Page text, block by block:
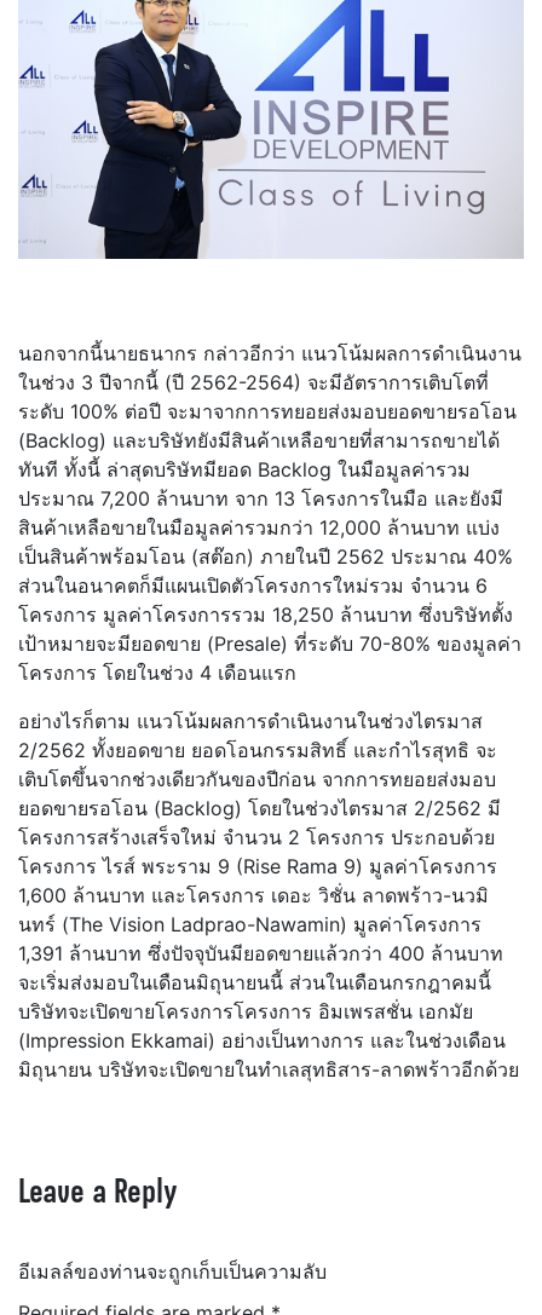
นอกจากนี้นายธนากร กล่าวอีกว่า แนวโน้มผลการดำเนินงาน
ในช่วง 3 ปีจากนี้ (ปี 2562-2564) จะมีอัตราการเติบโตที่
ระดับ 100% ต่อปี จะมาจากการทยอยส่งมอบยอดขายรอโอน
(Backlog) และบริษัทยังมีสินค้าเหลือขายที่สามารถขายได้
ทันที ทั้งนี้ ล่าสุดบริษัทมียอด Backlog ในมือมูลค่ารวม
ประมาณ 7,200 ล้านบาท จาก 13 โครงการในมือ และยังมี
สินค้าเหลือขายในมือมูลค่ารวมกว่า 12,000 ล้านบาท แบ่ง
เป็นสินค้าพร้อมโอน (สต๊อก) ภายในปี 2562 ประมาณ 40%
ส่วนในอนาคตก็มีแผนเปิดตัวโครงการใหม่รวม จำนวน 6
โครงการ มูลค่าโครงการรวม 18,250 ล้านบาท ซึ่งบริษัทตั้ง
เป้าหมายจะมียอดขาย (Presale) ที่ระดับ 70-80% ของมูลค่า
โครงการ โดยในช่วง 4 เดือนแรก
อย่างไรก็ตาม แนวโน้มผลการดำเนินงานในช่วงไตรมาส
2/2562 ทั้งยอดขาย ยอดโอนกรรมสิทธิ์ และกำไรสุทธิ จะ
เติบโตขึ้นจากช่วงเดียวกันของปีก่อน จากการทยอยส่งมอบ
ยอดขายรอโอน (Backlog) โดยในช่วงไตรมาส 2/2562 มี
โครงการสร้างเสร็จใหม่ จำนวน 2 โครงการ ประกอบด้วย
โครงการ ไรส์ พระราม 9 (Rise Rama 9) มูลค่าโครงการ
1,600 ล้านบาท และโครงการ เดอะ วิชั่น ลาดพร้าว-นวมิ
นทร์ (The Vision Ladprao-Nawamin) มูลค่าโครงการ
1,391 ล้านบาท ซึ่งปัจจุบันมียอดขายแล้วกว่า 400 ล้านบาท
จะเริ่มส่งมอบในเดือนมิถุนายนนี้ ส่วนในเดือนกรกฎาคมนี้
บริษัทจะเปิดขายโครงการโครงการ อิมเพรสชั่น เอกมัย
(Impression Ekkamai) อย่างเป็นทางการ และในช่วงเดือน
มิถุนายน บริษัทจะเปิดขายในทำเลสุทธิสาร-ลาดพร้าวอีกด้วย
Leave a Reply
อีเมลล์ของท่านจะถูกเก็บเป็นความลับ